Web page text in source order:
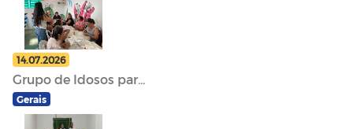
14.07.2026
Grupo de Idosos par...
Gerais